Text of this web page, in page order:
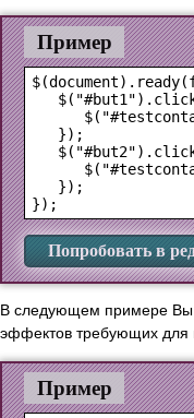
Пример
   });
   });
Попробовать в
В следующем примере Вы
эффектов требующих для
Пример